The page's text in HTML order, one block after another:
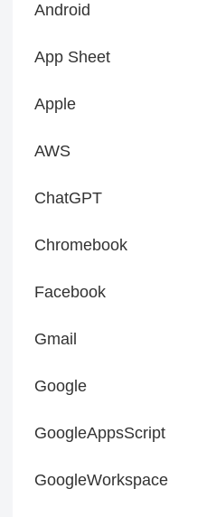
Android
App Sheet
Apple
AWS
ChatGPT
Chromebook
Facebook
Gmail
Google
GoogleAppsScript
GoogleWorkspace